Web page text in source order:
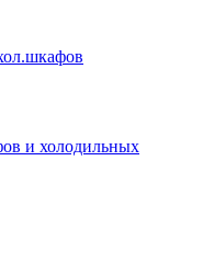
и холодильных